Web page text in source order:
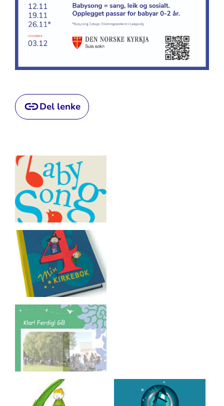
Del lenke
Artikkelsnarveger